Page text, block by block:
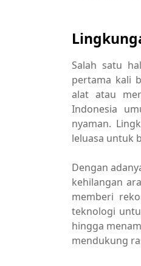
Salah satu
pertama kali
alat atau
Indonesia
nyaman.
leluasa untuk
Dengan
kehilangan
memberi
teknologi
hingga
mendukung